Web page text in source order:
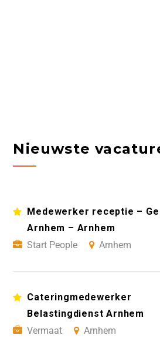
Nieuwste
Medewerker receptie –
Arnhem – Arnhem
Start People
Arnhem
Cateringmedewerker
Belastingdienst Arnhem
Vermaat
Arnhem